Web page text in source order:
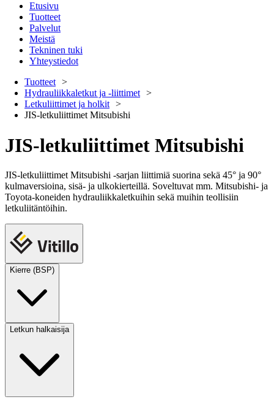
Etusivu
Tuotteet
Palvelut
Meistä
Tekninen tuki
Yhteystiedot
Tuotteet
Hydrauliikkaletkut ja -liittimet
Letkuliittimet ja holkit
JIS-letkuliittimet Mitsubishi
JIS-letkuliittimet Mitsubishi
JIS-letkuliittimet Mitsubishi -sarjan liittimiä suorina sekä 45° ja 90°
kulmaversioina, sisä- ja ulkokierteillä. Soveltuvat mm. Mitsubishi- ja
Toyota-koneiden hydrauliikkaletkuihin sekä muihin teollisiin
letkuliitäntöihin.
Kierre (BSP)
Letkun halkaisija